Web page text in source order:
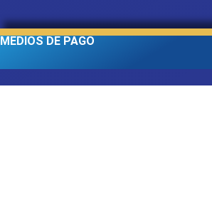
MEDIOS DE PAGO